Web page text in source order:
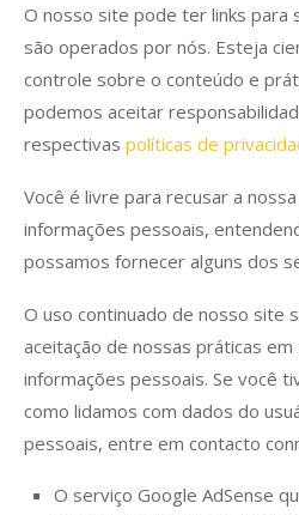
O nosso site pode ter links para
são operados por nós. Esteja
controle sobre o conteúdo e
podemos aceitar
respectivas políticas de
Você é livre para recusar a
informações pessoais,
possamos fornecer alguns dos
O uso continuado de nosso site
aceitação de nossas práticas
informações pessoais. Se você
como lidamos com dados do
pessoais, entre em contacto
O serviço Google AdSense